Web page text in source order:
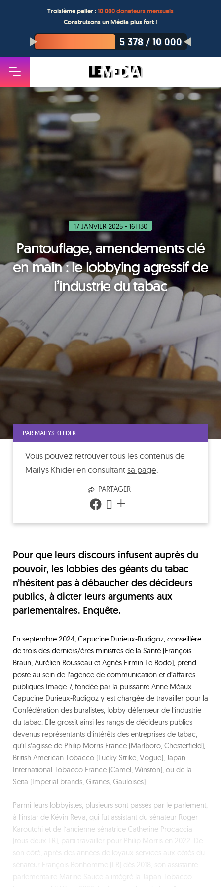
Troisième palier :10 000 donateurs mensuels
Construisons un Média plus fort !
5 378/10 000
17 JANVIER 2025 - 16H30
Pantouflage, amendements clé
en main : le lobbying agressif de
l’industrie du tabac
PAR MAÏLYS KHIDER
Vous pouvez retrouver tous les contenus de
Maïlys Khideren consultantsa page
PARTAGER
+
Pour que leurs discours infusent auprès du
pouvoir, les lobbies des géants du tabac
n’hésitent pas à débaucher des décideurs
publics, à dicter leurs arguments aux
parlementaires. Enquête.
En septembre 2024, Capucine Durieux-Rudigoz, conseillère
de trois des derniers/ères ministres de la Santé (François
Braun, Aurélien Rousseau et Agnès Firmin Le Bodo), prend
poste au sein de l’agence de communication et d’affaires
publiques Image 7, fondée par la puissante Anne Méaux.
Capucine Durieux-Rudigoz y est chargée de travailler pour la
Confédération des buralistes, lobby défenseur de l’industrie
du tabac. Elle grossit ainsi les rangs de décideurs publics
devenus représentants d’intérêts des entreprises de tabac,
qu’il s’agisse de Philip Morris France (Marlboro, Chesterfield),
British American Tobacco (Lucky Strike, Vogue), Japan
International Tobacco France (Camel, Winston), ou de la
Seita (Imperial brands, Gitanes, Gauloises).
Parmi leurs lobbyistes, plusieurs sont passés par le parlement,
à l’instar de Kévin Reva, qui fut assistant du sénateur Roger
Karoutchi et de l’ancienne sénatrice Catherine Procaccia
(tous deux LR), parti travailler pour Philip Morris en 2022. De
son côté, après des années de loyaux services aux côtés du
sénateur François Bonhomme (LR) dès 2018, son assistante